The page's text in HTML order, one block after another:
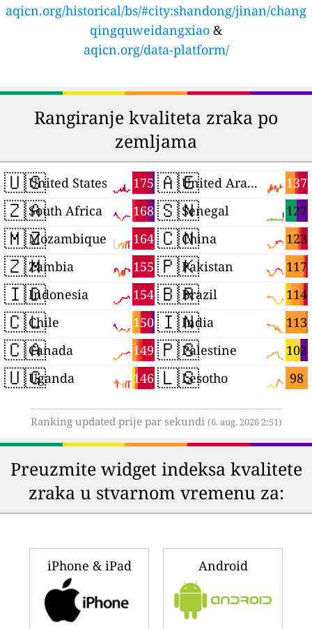
aqicn.org/historical/bs/#city:shandong/jinan/chang
qingquweidangxiao &
aqicn.org/data-platform/
Rangiranje kvaliteta zraka po
zemljama
🇺🇸 175
United States
🇿🇦 168
South Africa
🇲🇿 164
Mozambique
🇿🇲 155
Zambia
🇮🇩 154
Indonesia
🇨🇱 150
Chile
🇨🇦 149
Canada
🇺🇬 146
Uganda
🇦🇪 137
United Arab Emirates
🇸🇳 127
Senegal
🇨🇳 123
China
🇵🇰 117
Pakistan
🇧🇷 114
Brazil
🇮🇳 113
India
🇵🇸 102
Palestine
🇱🇸 98
Lesotho
Ranking updated prije par sekundi (6. aug. 2026 2:51)
Preuzmite widget indeksa kvalitete
zraka u stvarnom vremenu za:
iPhone & iPad Android